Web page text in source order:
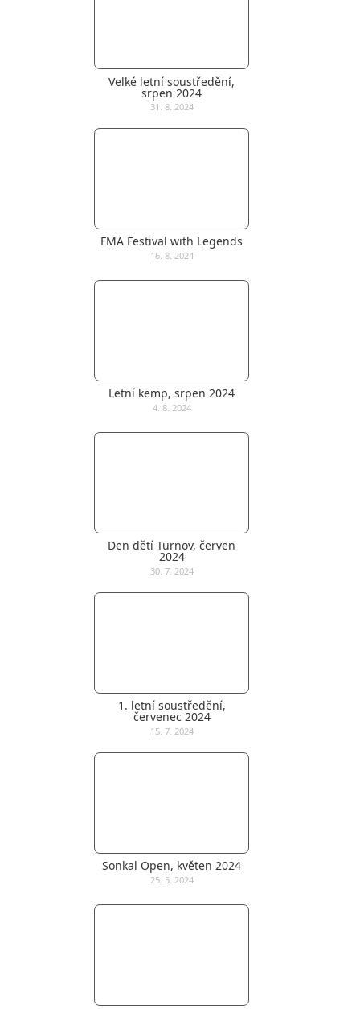
Velké letní soustředění,
srpen 2024
31. 8. 2024
FMA Festival with Legends
16. 8. 2024
Letní kemp, srpen 2024
4. 8. 2024
Den dětí Turnov, červen
2024
30. 7. 2024
1. letní soustředění,
červenec 2024
15. 7. 2024
Sonkal Open, květen 2024
25. 5. 2024